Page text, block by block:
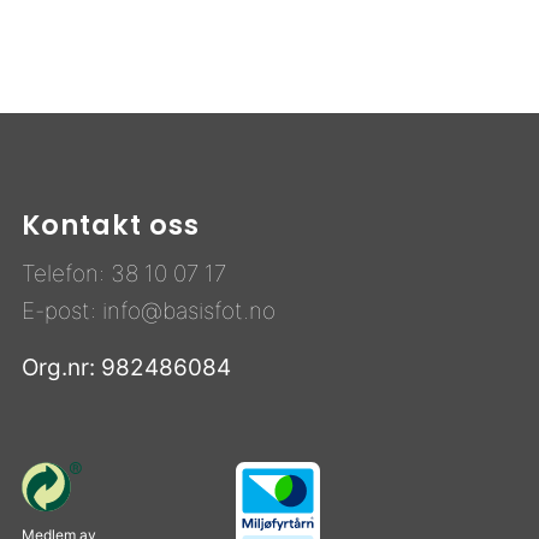
Kontakt oss
Telefon: 38 10 07 17
E-post: info@basisfot.no
Org.nr: 982486084
Medlem av